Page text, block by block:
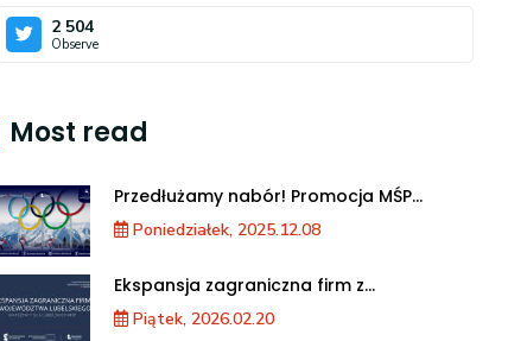
2 504
Observe
Most read
Przedłużamy nabór! Promocja MŚP
podczas XXV Zimowych Igrzysk
Olimpijskich we Włoszech
Poniedziałek, 2025.12.08
Ekspansja zagraniczna firm z
województwa lubelskiego. Warsztaty dla
MŚPPiątek, 2026.02.20